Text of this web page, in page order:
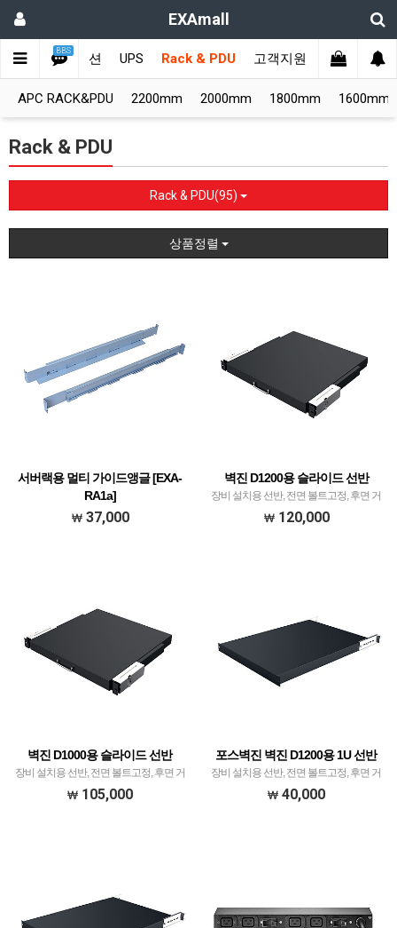
EXAmall
BBS
비디오솔루션 UPS Rack & PDU 고객지원
APC RACK&PDU 2200mm 2000mm 1800mm 1600mm
Rack & PDU
Rack & PDU(95)
상품정렬
서버랙용 멀티 가이드앵글 [EXA-
RA1a]
서버랙용 멀티 가이드앵글 [EXA-RA1a]
37,000
벽진 D1200용 슬라이드 선반
장비 설치용 선반, 전면 볼트고정, 후면 거
치식
120,000
벽진 D1000용 슬라이드 선반
장비 설치용 선반, 전면 볼트고정, 후면 거
치식
105,000
포스벽진 벽진 D1200용 1U 선반
장비 설치용 선반, 전면 볼트고정, 후면 거
치식
40,000